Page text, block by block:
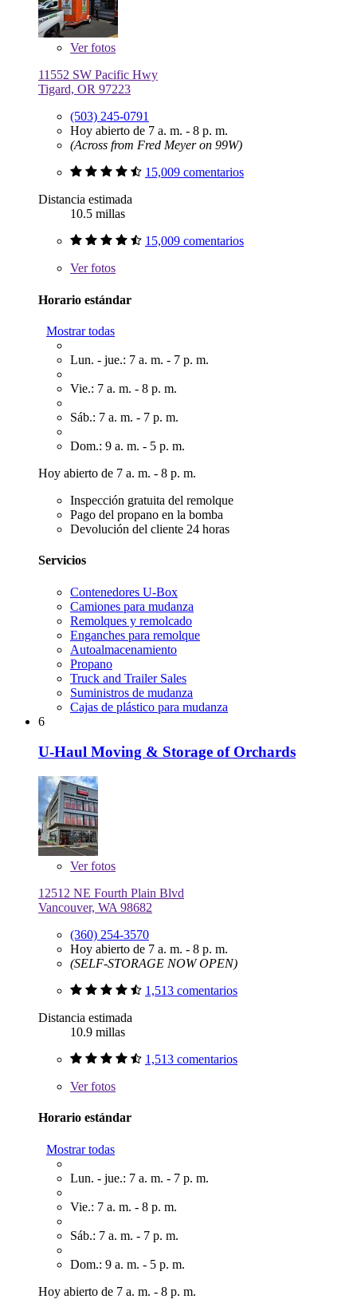
Verfotos
11552 SW Pacific Hwy
Tigard, OR 97223
(503) 245-0791
Hoy abierto de 7 a. m. - 8 p. m.
(Across from Fred Meyer on 99W)
15,009 comentarios
Distancia estimada
10.5 millas
15,009 comentarios
Verfotos
Horario estándar
Mostrar todas
Lun. - jue.: 7 a. m. - 7 p. m.
Vie.: 7 a. m. - 8 p. m.
Sáb.: 7 a. m. - 7 p. m.
Dom.: 9 a. m. - 5 p. m.
Hoy abierto de 7 a. m. - 8 p. m.
Inspección gratuita del remolque
Pago del propano en la bomba
Devolución del cliente 24 horas
Servicios
Contenedores U-Box
Camiones para mudanza
Remolques y remolcado
Enganches para remolque
Autoalmacenamiento
Propano
Truck and Trailer Sales
Suministros de mudanza
Cajas de plástico para mudanza
6
U-Haul Moving & Storage of Orchards
Verfotos
12512 NE Fourth Plain Blvd
Vancouver, WA 98682
(360) 254-3570
Hoy abierto de 7 a. m. - 8 p. m.
(SELF-STORAGE NOW OPEN)
1,513 comentarios
Distancia estimada
10.9 millas
1,513 comentarios
Verfotos
Horario estándar
Mostrar todas
Lun. - jue.: 7 a. m. - 7 p. m.
Vie.: 7 a. m. - 8 p. m.
Sáb.: 7 a. m. - 7 p. m.
Dom.: 9 a. m. - 5 p. m.
Hoy abierto de 7 a. m. - 8 p. m.